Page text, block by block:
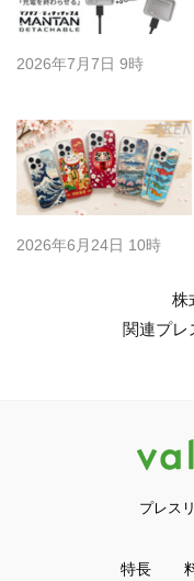
2026年7月7日 9時
2026年6月24日 10時
株
関連プレ
プレス
特長